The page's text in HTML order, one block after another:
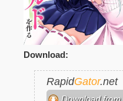
Download:
RapidGator.net